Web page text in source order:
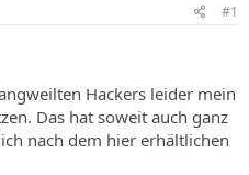
#1
Hackers leider mein
Das hat soweit auch ganz
nach dem hier erhältlichen